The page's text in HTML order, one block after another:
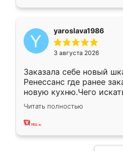
yaroslava1986
3 августа 2026
Заказала себе новый
Ренессанс где ранее
новую кухню.Чего
вполне довольна.
два года, нареканий нет.
Читать полностью